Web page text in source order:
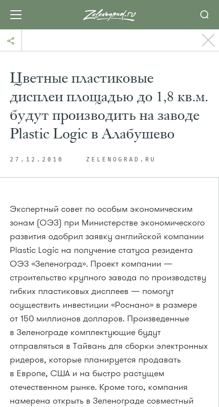
Цветные пластиковые
дисплеи площадью до 1,8 кв.м.
будут производить на заводе
Plastic Logic в Алабушево
27.12.2010 ZELENOGRAD.RU
Экспертный совет по особым экономическим
зонам (ОЭЗ) при Министерстве экономического
развития одобрил заявку английской компании
Plastic Logic на получение статуса резидента
ОЭЗ «Зеленоград». Проект компании —
строительство крупного завода по производству
гибких пластиковых дисплеев — помогут
осуществить инвестиции «Роснано» в размере
от 150 миллионов долларов. Произведенные
в Зеленограде комплектующие будут
отправляться в Тайвань для сборки электронных
ридеров, которые планируется продавать
в Европе, США и на быстро растущем
отечественном рынке. Кроме того, компания
намерена открыть в Зеленограде совместный